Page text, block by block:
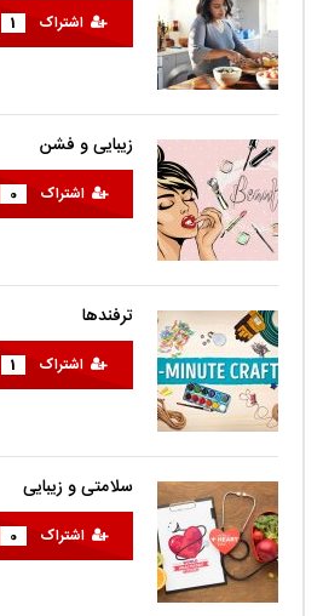
اشتراک 1
زیبایی و فشن
اشتراک 0
ترفندها
اشتراک 1
سلامتی و زیبایی
اشتراک 0